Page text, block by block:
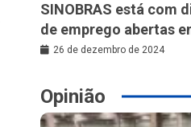
SINOBRAS está com
de emprego abertas
26 de dezembro de 2024
Opinião